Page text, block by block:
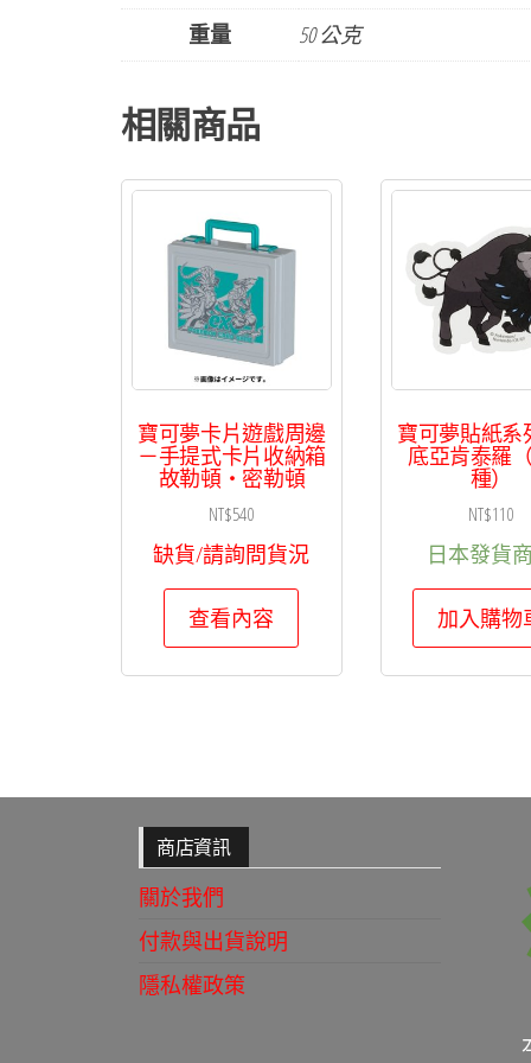
重量 50 公克
相關商品
寶可夢卡片遊戲周邊
－手提式卡片收納箱
故勒頓・密勒頓
NT$540
缺貨/請詢問貨況
查看內容
寶可夢貼紙系
底亞肯泰羅
種）
NT$110
日本發貨
加入購物
商店資訊
關於我們
付款與出貨說明
隱私權政策